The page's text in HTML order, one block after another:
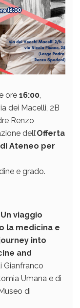
ore 16:00,
dei Macelli, 2B
Renzo
dell’Offerta
Ateneo per
e grado.
viaggio
la medicina e
into
and
Gianfranco
Umana e di
di